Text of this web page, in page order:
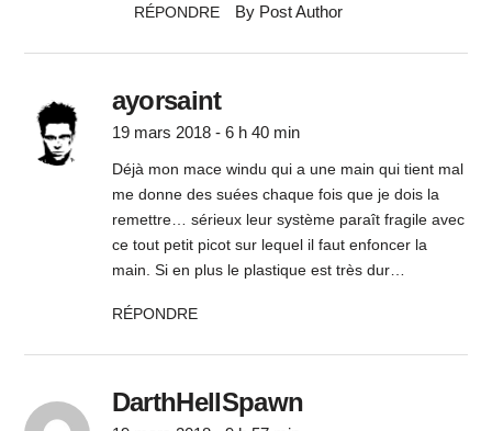
RÉPONDRE By Post Author
ayorsaint
19 mars 2018 - 6 h 40 min
Déjà mon mace windu qui a une main qui tient mal
me donne des suées chaque fois que je dois la
remettre… sérieux leur système paraît fragile avec
ce tout petit picot sur lequel il faut enfoncer la
main. Si en plus le plastique est très dur…
RÉPONDRE
DarthHellSpawn